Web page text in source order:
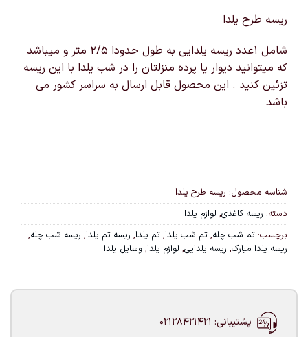
مشتری
ریسه طرح یلدا
شامل ۱عدد ریسه یلدایی به طول حدودا ۲/۵ متر و میباشد
که میتوانید دیوار یا پرده منزلتان را در شب یلدا با این ریسه
تزئین کنید . این محصول قابل ارسال به سراسر کشور می
باشد
شناسه محصول: ریسه طرح یلدا
دسته: ریسه کاغذی, لوازم یلدا
برچسب: تم شب چله, تم شب یلدا, تم یلدا, ریسه تم یلدا, ریسه شب چله,
ریسه یلدا مبارک, ریسه یلدایی, لوازم یلدا, وسایل یلدا
پشتیبانی: 02128421421